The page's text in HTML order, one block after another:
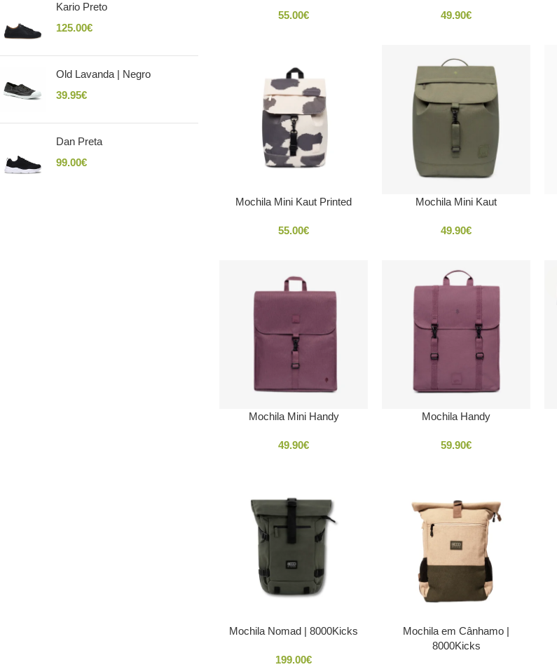
Kario Preto
125.00€
Old Lavanda | Negro
39.95€
Dan Preta
99.00€
55.00€ 49.90€
Mochila Mini Kaut Printed
55.00€
Mochila Mini Kaut
49.90€
Mochila Mini Handy
49.90€
Mochila Handy
59.90€
Mochila Nomad | 8000Kicks
199.00€
Mochila em Cânhamo |
8000Kicks